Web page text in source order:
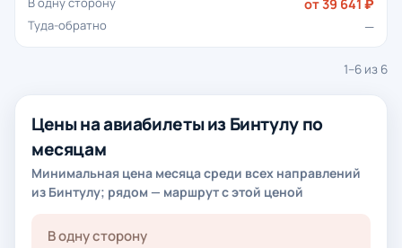
от 39 641 ₽
—
1–6 из 6
Цены на авиабилеты из Бинтулу по
месяцам
Минимальная цена месяца среди всех направлений
из Бинтулу; рядом — маршрут с этой ценой
В одну сторону